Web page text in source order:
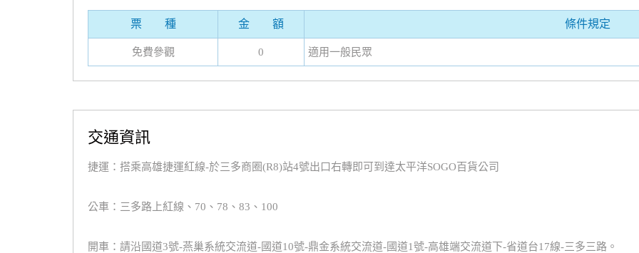
票 種 金 額 條件規定
免費參觀 0 適用一般民眾
交通資訊
捷運：搭乘高雄捷運紅線-於三多商圈(R8)站4號出口右轉即可到達太平洋SOGO百貨公司
公車：三多路上紅線、70、78、83、100
開車：請沿國道3號-燕巢系統交流道-國道10號-鼎金系統交流道-國道1號-高雄端交流道下-省道台17線-三多三路。